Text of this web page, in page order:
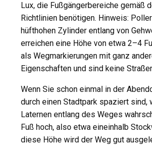
Lux, die Fußgängerbereiche gemäß
Richtlinien benötigen. Hinweis:
hüfthohen Zylinder entlang von
erreichen eine Höhe von etwa 2–4
als Wegmarkierungen mit ganz
Eigenschaften und sind keine
Wenn Sie schon einmal in der
durch einen Stadtpark spaziert sind,
Laternen entlang des Weges
Fuß hoch, also etwa eineinhalb
diese Höhe wird der Weg gut